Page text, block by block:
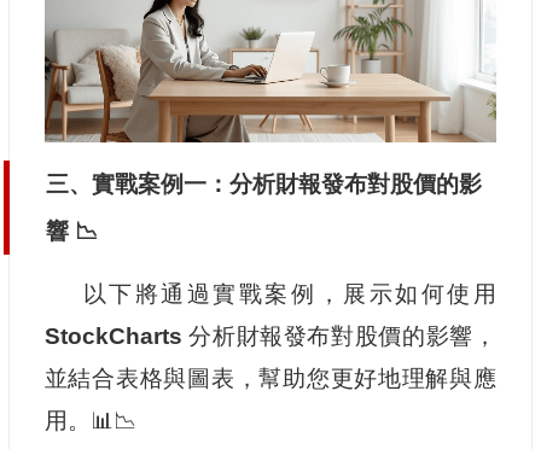
三、實戰案例一：分析財報發布對股價的影
響 📉
以下將通過實戰案例，展示如何使用
StockCharts 分析財報發布對股價的影響，
並結合表格與圖表，幫助您更好地理解與應
用。📊📉